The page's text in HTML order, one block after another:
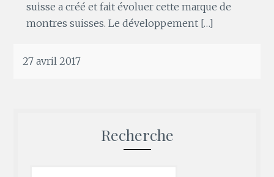
suisse a créé et fait évoluer cette marque de
montres suisses. Le développement […]
27 avril 2017
Recherche